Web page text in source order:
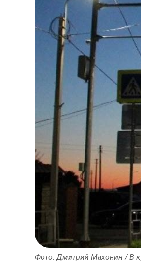
Фото: Дмитрий Махонин / В